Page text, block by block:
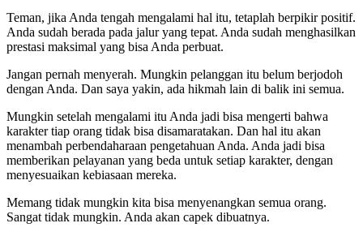
Teman, jika Anda tengah mengalami hal itu, tetaplah berpikir positif.
Anda sudah berada pada jalur yang tepat. Anda sudah menghasilkan
prestasi maksimal yang bisa Anda perbuat.
Jangan pernah menyerah. Mungkin pelanggan itu belum berjodoh
dengan Anda. Dan saya yakin, ada hikmah lain di balik ini semua.
Mungkin setelah mengalami itu Anda jadi bisa mengerti bahwa
karakter tiap orang tidak bisa disamaratakan. Dan hal itu akan
menambah perbendaharaan pengetahuan Anda. Anda jadi bisa
memberikan pelayanan yang beda untuk setiap karakter, dengan
menyesuaikan kebiasaan mereka.
Memang tidak mungkin kita bisa menyenangkan semua orang.
Sangat tidak mungkin. Anda akan capek dibuatnya.